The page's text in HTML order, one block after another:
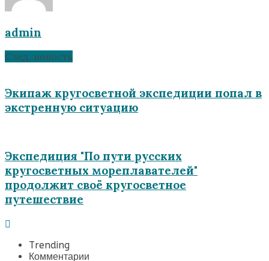
admin
След. новость
Экипаж кругосветной экспедиции попал в
экстренную ситуацию
Экспедиция "По пути русских
кругосветных мореплавателей"
продолжит своё кругосветное
путешествие
Trending
Комментарии